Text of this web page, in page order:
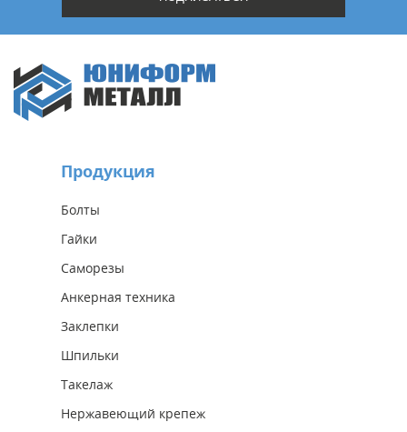
Продукция
Болты
Гайки
Саморезы
Анкерная техника
Заклепки
Шпильки
Такелаж
Нержавеющий крепеж